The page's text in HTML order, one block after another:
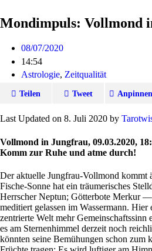
Mondimpuls: Vollmond
08/07/2020
14:54
Astrologie, Zeitqualität
Teilen Tweet Anpinnen
Last Updated on 8. Juli 2020 by
Vollmond in Jungfrau, 09.03.2020,
Komm zur Ruhe und atme durch!
Der aktu­elle Jung­frau-Voll­mond kommt
Fische-Sonne hat ein träu­me­ri­sches
Herr­scher Neptun; Göt­ter­bote Merkur
medi­tiert gelassen im Was­ser­mann. Hier
zen­trierte Welt mehr
es am Ster­nen­himmel der­zeit noch
könnten seine Bemü­hungen schon zum